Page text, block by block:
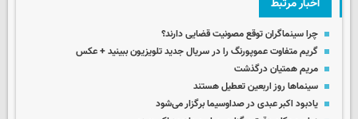
اخبار مرتبط
چرا سینماگران توقع مصونیت قضایی دارند؟
گریم متفاوت عموپورنگ را در سریال جدید تلویزیون ببینید + عکس
مریم همتیان درگذشت
سینماها روز اربعین تعطیل هستند
یادبود اکبر عبدی در صداوسیما برگزار می‌شود